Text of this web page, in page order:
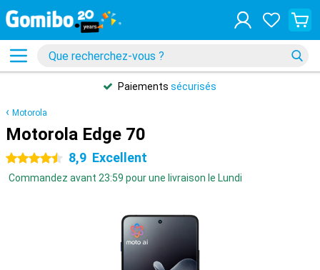
Paiements sécurisés
Motorola
Motorola Edge 70
4.5 étoiles 8,9 Excellent
Commandez avant 23:59 pour une livraison le Lundi